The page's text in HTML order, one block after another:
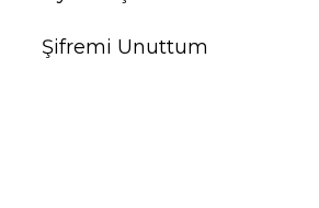
Şifremi Unuttum